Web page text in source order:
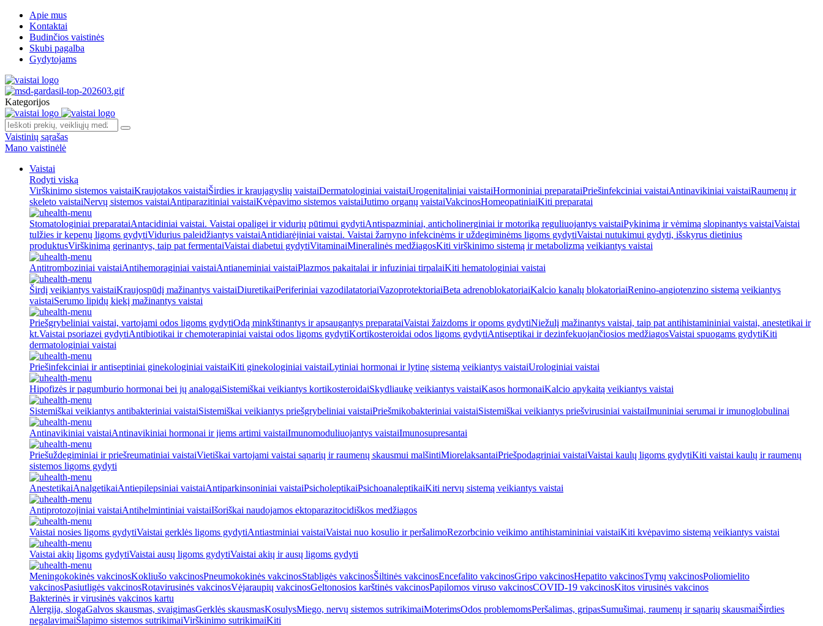
Apie mus
Kontaktai
Budinčios vaistinės
Skubi pagalba
Gydytojams
Kategorijos
Vaistinių sąrašas
Mano vaistinėlė
Vaistai
Rodyti viską
Virškinimo sistemos vaistaiKraujotakos vaistaiŠirdies ir kraujagyslių vaistaiDermatologiniai vaistaiUrogenitaliniai vaistaiHormoniniai preparataiPriešinfekciniai vaistaiAntinavikiniai vaistaiRaumenų ir
skeleto vaistaiNervų sistemos vaistaiAntiparazitiniai vaistaiKvėpavimo sistemos vaistaiJutimo organų vaistaiVakcinosHomeopatiniaiKiti preparatai
Stomatologiniai preparataiAntacidiniai vaistai. Vaistai opaligei ir vidurių pūtimui gydytiAntispazminiai, anticholinerginiai ir motoriką reguliuojantys vaistaiPykinimą ir vėmimą slopinantys vaistaiVaistai
tulžies ir kepenų ligoms gydytiVidurius paleidžiantys vaistaiAntidiarėjiniai vaistai. Vaistai žarnyno infekcinėms ir uždegiminėms ligoms gydytiVaistai nutukimui gydyti, išskyrus dietinius
produktusVirškinimą gerinantys, taip pat fermentaiVaistai diabetui gydytiVitaminaiMineralinės medžiagosKiti virškinimo sistemą ir metabolizmą veikiantys vaistai
Antitromboziniai vaistaiAntihemoraginiai vaistaiAntianeminiai vaistaiPlazmos pakaitalai ir infuziniai tirpalaiKiti hematologiniai vaistai
Širdį veikiantys vaistaiKraujospūdį mažinantys vaistaiDiuretikaiPeriferiniai vazodilatatoriaiVazoprotektoriaiBeta adrenoblokatoriaiKalcio kanalų blokatoriaiRenino-angiotenzino sistemą veikiantys
vaistaiSerumo lipidų kiekį mažinantys vaistai
Priešgrybeliniai vaistai, vartojami odos ligoms gydytiOdą minkštinantys ir apsaugantys preparataiVaistai žaizdoms ir opoms gydytiNiežulį mažinantys vaistai, taip pat antihistamininiai vaistai, anestetikai ir
kt.Vaistai psoriazei gydytiAntibiotikai ir chemoterapiniai vaistai odos ligoms gydytiKortikosteroidai odos ligoms gydytiAntiseptikai ir dezinfekuojančiosios medžiagosVaistai spuogams gydytiKiti
dermatologiniai vaistai
Priešinfekciniai ir antiseptiniai ginekologiniai vaistaiKiti ginekologiniai vaistaiLytiniai hormonai ir lytinę sistemą veikiantys vaistaiUrologiniai vaistai
Hipofizės ir pagumburio hormonai bei jų analogaiSistemiškai veikiantys kortikosteroidaiSkydliaukę veikiantys vaistaiKasos hormonaiKalcio apykaitą veikiantys vaistai
Sistemiškai veikiantys antibakteriniai vaistaiSistemiškai veikiantys priešgrybeliniai vaistaiPriešmikobakteriniai vaistaiSistemiškai veikiantys priešvirusiniai vaistaiImuniniai serumai ir imunoglobulinai
Antinavikiniai vaistaiAntinavikiniai hormonai ir jiems artimi vaistaiImunomoduliuojantys vaistaiImunosupresantai
Priešuždegiminiai ir priešreumatiniai vaistaiVietiškai vartojami vaistai sąnarių ir raumenų skausmui malšintiMiorelaksantaiPriešpodagriniai vaistaiVaistai kaulų ligoms gydytiKiti vaistai kaulų ir raumenų
sistemos ligoms gydyti
AnestetikaiAnalgetikaiAntiepilepsiniai vaistaiAntiparkinsoniniai vaistaiPsicholeptikaiPsichoanaleptikaiKiti nervų sistemą veikiantys vaistai
Antiprotozojiniai vaistaiAntihelmintiniai vaistaiIšoriškai naudojamos ektoparazitocidiškos medžiagos
Vaistai nosies ligoms gydytiVaistai gerklės ligoms gydytiAntiastminiai vaistaiVaistai nuo kosulio ir peršalimoRezorbcinio veikimo antihistamininiai vaistaiKiti kvėpavimo sistemą veikiantys vaistai
Vaistai akių ligoms gydytiVaistai ausų ligoms gydytiVaistai akių ir ausų ligoms gydyti
Meningokokinės vakcinosKokliušo vakcinosPneumokokinės vakcinosStabligės vakcinosŠiltinės vakcinosEncefalito vakcinosGripo vakcinosHepatito vakcinosTymų vakcinosPoliomielito
vakcinosPasiutligės vakcinosRotavirusinės vakcinosVėjaraupių vakcinosGeltonosios karštinės vakcinosPapilomos viruso vakcinosCOVID-19 vakcinosKitos virusinės vakcinos
Bakterinės ir virusinės vakcinos kartu
Alergija, slogaGalvos skausmas, svaigimasGerklės skausmasKosulysMiego, nervų sistemos sutrikimaiMoterimsOdos problemomsPeršalimas, gripasSumušimai, raumenų ir sąnarių skausmaiŠirdies
negalavimaiŠlapimo sistemos sutrikimaiVirškinimo sutrikimaiKiti